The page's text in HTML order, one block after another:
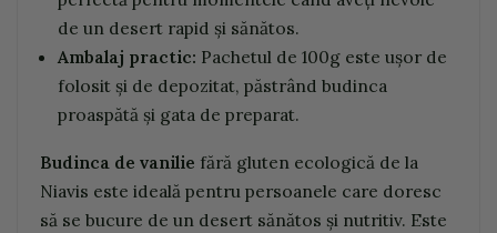
de un desert rapid și sănătos.
Ambalaj practic: Pachetul de 100g este ușor de
folosit și de depozitat, păstrând budinca
proaspătă și gata de preparat.
Budinca de vanilie fără gluten ecologică de la
Niavis este ideală pentru persoanele care doresc
să se bucure de un desert sănătos și nutritiv. Este